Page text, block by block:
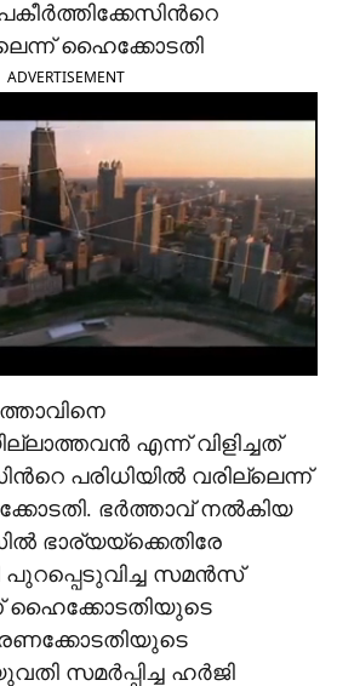
ഹൈക്കോടതി
ADVERTISEMENT
എന്ന് വിളിച്ചത്
പരിധിയിൽ വരില്ലെന്ന്
ഭർത്താവ് നൽകിയ
ഭാര്യയ്ക്കെതിരേ
പുറപ്പെടുവിച്ച സമൻസ്
ഹൈക്കോടതിയുടെ
സമർപ്പിച്ച ഹർജി